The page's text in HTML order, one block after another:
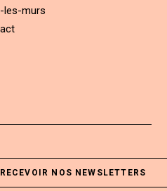
les-murs
RECEVOIR NOS NEWSLETTERS